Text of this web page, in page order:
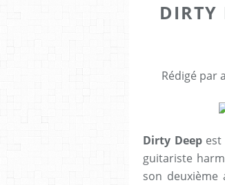
Rédigé par
Dirty Deepest
guitariste
son deuxième